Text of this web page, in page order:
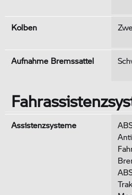
Kolben
Aufnahme Bremssattel
Assistenzsysteme